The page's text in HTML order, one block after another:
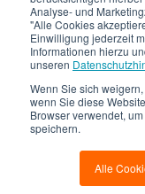
Analyse- und
"Alle Cookies
Einwilligung jederzeit
Informationen hierzu
unseren
Wenn Sie sich
wenn Sie diese
Browser verwendet,
speichern.
Alle